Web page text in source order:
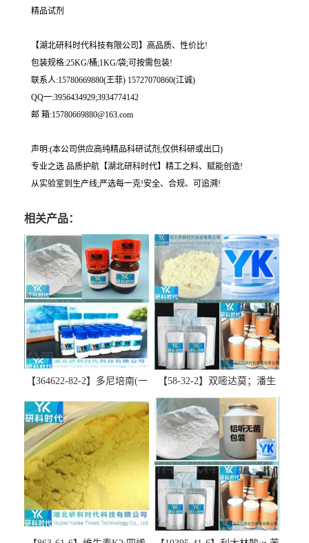
精品试剂
【湖北研科时代科技有限公司】高品质、性价比!
包装规格:25KG/桶;1KG/袋;可按需包装!
联系人:15780669880(王菲) 15727070860(江诚)
QQ一:3956434929;3934774142
邮 箱:15780669880@163.com
声明:(本公司供应高纯精品科研试剂;仅供科研或出口)
专业之选 品质护航【湖北研科时代】精工之料、赋能创造!
从实验室到生产线;严选每一克!安全、合规、可追溯!
相关产品：
【364622-82-2】多尼培南(一
精品科研试剂-湖北研科时代
科技-“研”无止境;“科”学创
新！支持三方验证；支持定
制；检测图谱；MSDS等技术
支持！
【58-32-2】双嘧达莫；潘生
丁-精品科研试剂-湖北研科时
代科技-“研”无止境;“科”学创
新！支持三方验证；支持定
制；检测图谱；MSDS等技术
支持！